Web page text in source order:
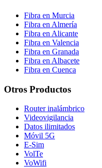
Fibra en Murcia
Fibra en Almería
Fibra en Alicante
Fibra en Valencia
Fibra en Granada
Fibra en Albacete
Fibra en Cuenca
Otros Productos
Router inalámbrico
Videovigilancia
Datos ilimitados
Móvil 5G
E-Sim
VolTe
VoWifi